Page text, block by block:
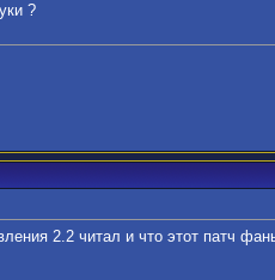
?
2.2 читал и что этот патч